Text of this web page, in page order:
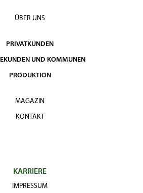
ÜBER UNS
PRIVATKUNDEN
UND KOMMUNEN
PRODUKTION
MAGAZIN
KONTAKT
KARRIERE
IMPRESSUM